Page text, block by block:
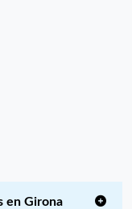
en Girona